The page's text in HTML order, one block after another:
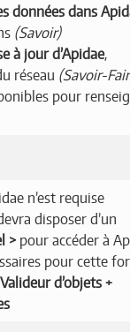
données dans
(Savoir)
à jour d’Apidae,
réseau (Savoir-
pour
n’est requise
disposer d’un
pour accéder à
pour cette
d’objets +